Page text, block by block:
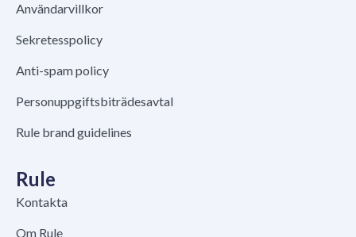
Användarvillkor
Sekretesspolicy
Anti-spam policy
Personuppgiftsbiträdesavtal
Rule brand guidelines
Rule
Kontakta
Om Rule